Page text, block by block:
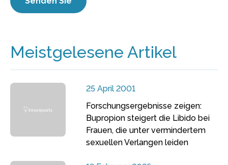
Meistgelesene Artikel
25 April 2001
Forschungsergebnisse zeigen:
Bupropion steigert die Libido bei
Frauen, die unter vermindertem
sexuellen Verlangen leiden